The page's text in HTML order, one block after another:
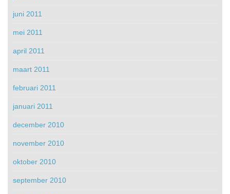
juni 2011
mei 2011
april 2011
maart 2011
februari 2011
januari 2011
december 2010
november 2010
oktober 2010
september 2010